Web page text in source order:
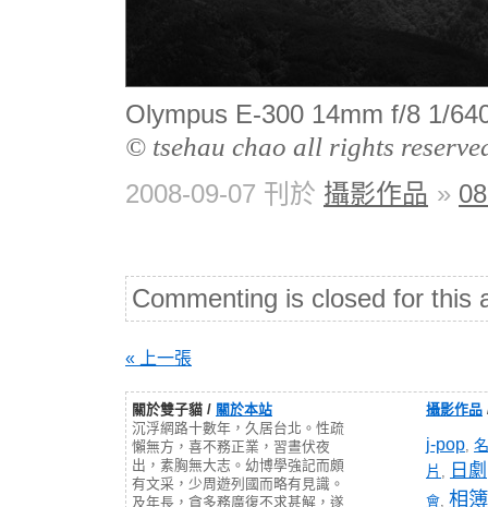
Olympus E-300 14mm f/8 1/
© tsehau chao all rights
2008-09-07 刊於 攝影作品 »
Commenting is closed for this
« 上一張
關於雙子貓 / 關於本站
沉浮網路十數年，久居台北。性疏
懶無方，喜不務正業，習晝伏夜
出，素胸無大志。幼博學強記而頗
有文采，少周遊列國而略有見識。
及年長，貪多務廣復不求甚解，遂
攝影作品
j-pop,
片 , 日劇
會, 相簿